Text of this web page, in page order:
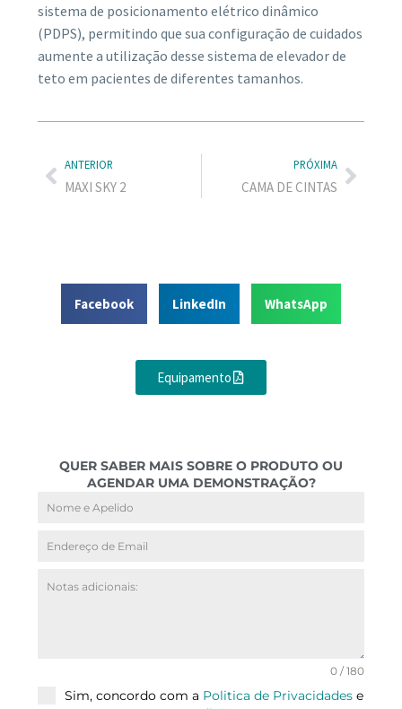
sistema de posicionamento elétrico dinâmico
(PDPS), permitindo que sua configuração de cuidados
aumente a utilização desse sistema de elevador de
teto em pacientes de diferentes tamanhos.
ANTERIOR
MAXI SKY 2
PRÓXIMA
CAMA DE CINTAS
Facebook LinkedIn WhatsApp
Equipamento
QUER SABER MAIS SOBRE O PRODUTO OU
AGENDAR UMA DEMONSTRAÇÃO?
0 / 180
Sim, concordo com a Politica de Privacidades e